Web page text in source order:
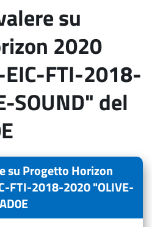
su
2020
FTI-2018-
SOUND" del
su Progetto Horizon
FTI-2018-2020 "OLIVE-